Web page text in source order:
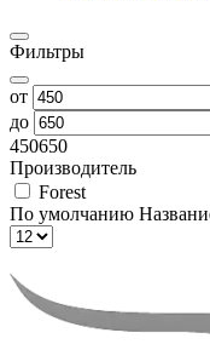
Фильтры
от
до
450650
Производитель
Forest
По умолчанию